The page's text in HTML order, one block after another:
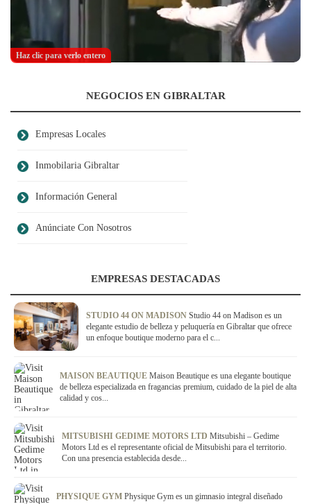
Haz clic para verlo entero
NEGOCIOS EN GIBRALTAR
Empresas Locales
Inmobilaria Gibraltar
Información General
Anúnciate Con Nosotros
EMPRESAS DESTACADAS
STUDIO 44 ON MADISON Studio 44 on Madison es un
elegante estudio de belleza y peluquería en Gibraltar que ofrece
un enfoque boutique moderno para el c...
MAISON BEAUTIQUE Maison Beautique es una elegante boutique
de belleza especializada en fragancias premium, cuidado de la piel de alta
calidad y cos...
MITSUBISHI GEDIME MOTORS LTD Mitsubishi – Gedime
Motors Ltd es el representante oficial de Mitsubishi para el territorio.
Con una presencia establecida desde...
PHYSIQUE GYM Physique Gym es un gimnasio integral diseñado